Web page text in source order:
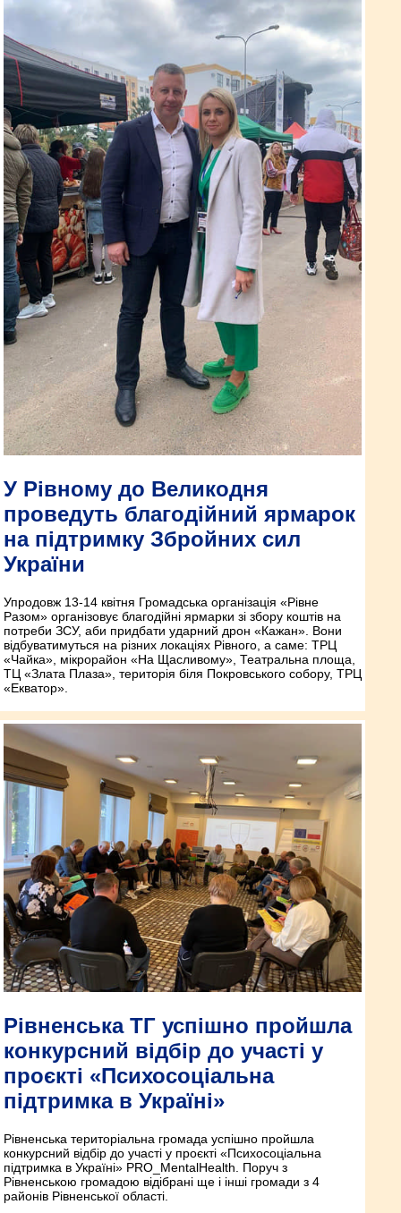
У Рівному до Великодня
проведуть благодійний ярмарок
на підтримку Збройних сил
України
Упродовж 13-14 квітня Громадська організація «Рівне
Разом» організовує благодійні ярмарки зі збору коштів на
потреби ЗСУ, аби придбати ударний дрон «Кажан». Вони
відбуватимуться на різних локаціях Рівного, а саме: ТРЦ
«Чайка», мікрорайон «На Щасливому», Театральна площа,
ТЦ «Злата Плаза», територія біля Покровського собору, ТРЦ
«Екватор».
Рівненська ТГ успішно пройшла
конкурсний відбір до участі у
проєкті «Психосоціальна
підтримка в Україні»
Рівненська територіальна громада успішно пройшла
конкурсний відбір до участі у проєкті «Психосоціальна
підтримка в Україні» PRO_MentalHealth. Поруч з
Рівненською громадою відібрані ще і інші громади з 4
районів Рівненської області.